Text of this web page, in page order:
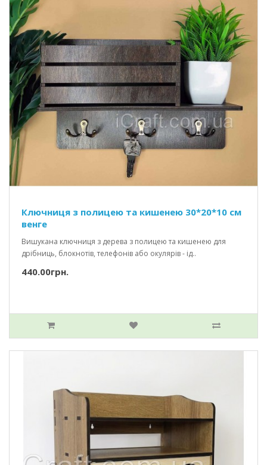
Ключниця з полицею та кишенею 30*20*10 см
венге
Вишукана ключниця з дерева з полицею та кишенею для
дрібниць, блокнотів, телефонів або окулярів - ід..
440.00грн.